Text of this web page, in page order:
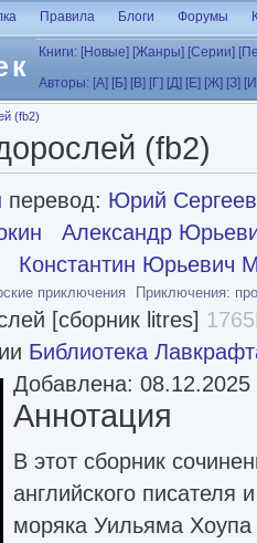
Правила Блоги Форумы
Книги: [Новые] [Жанры] [Серии]
Авторы: [А] [Б] [В] [Г] [Д] [Е] [Ж] [З]
(fb2)
(fb2)
перевод: Юрий
Александр
Константин Юрьевич
приключения Приключения:
[сборник litres]
Библиотека
Добавлена: 08.12.2025
Аннотация
В этот сборник
английского писателя
моряка Уильяма